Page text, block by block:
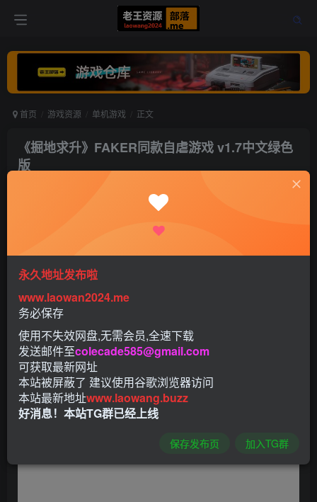
首页 游戏资源 单机游戏 正文
《掘地求升》FAKER同款自虐游戏 v1.7中文绿色
版
永久地址发布啦
www.laowan2024.me
务必保存
使用不失效网盘,无需会员,全速下载
发送邮件至colecade585@gmail.com
可获取最新网址
本站被屏蔽了 建议使用谷歌浏览器访问
本站最新地址www.laowang.buzz
好消息！本站TG群已经上线
保存发布页 加入TG群